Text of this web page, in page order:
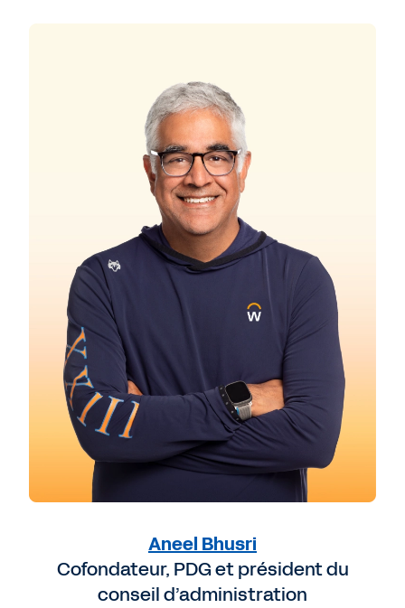
Aneel Bhusri
Cofondateur, PDG et président du
conseil d’administration